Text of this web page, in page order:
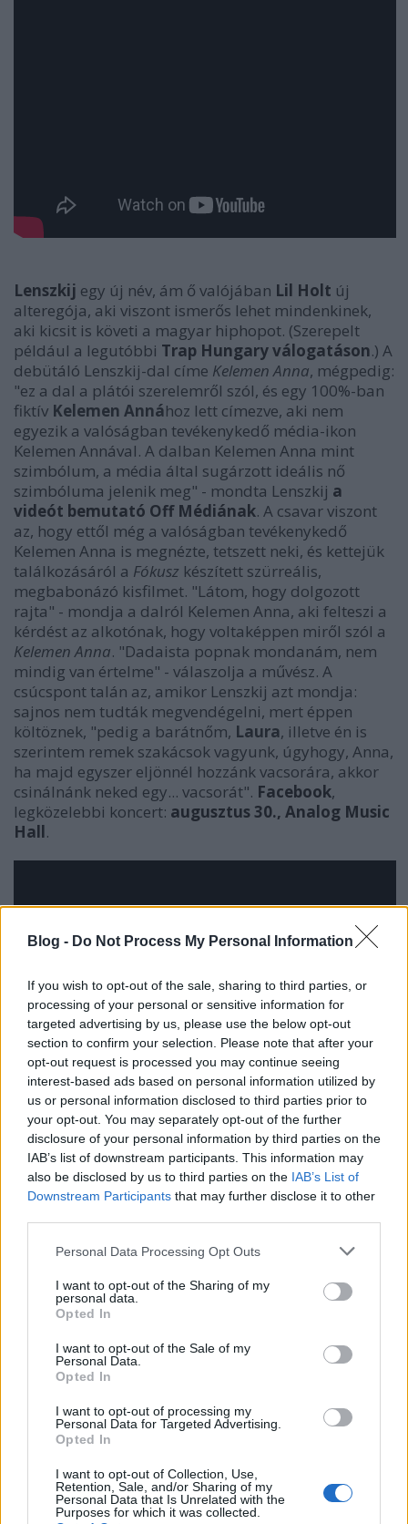
Blog - Do Not Process My Personal Information
If you wish to opt-out of the sale, sharing to third parties, or
processing of your personal or sensitive information for
targeted advertising by us, please use the below opt-out
section to confirm your selection. Please note that after your
opt-out request is processed you may continue seeing
interest-based ads based on personal information utilized by
us or personal information disclosed to third parties prior to
your opt-out. You may separately opt-out of the further
disclosure of your personal information by third parties on the
IAB’s list of downstream participants. This information may
also be disclosed by us to third parties on the IAB’s List of
Downstream Participants that may further disclose it to other
Please note that this website/app uses one or more Google
not limited to your visit or usage behaviour. You may click to
grant or deny consent to Google and its third-party tags to
use your data for below specified purposes in below Google
consent section.
Personal Data Processing Opt Outs
I want to opt-out of the Sharing of my
personal data.
Opted In
I want to opt-out of the Sale of my
Personal Data.
Opted In
I want to opt-out of processing my
Personal Data for Targeted Advertising.
Opted In
I want to opt-out of Collection, Use,
Retention, Sale, and/or Sharing of my
Personal Data that Is Unrelated with the
Purposes for which it was collected.
Lenszkij egy új név, ám ő valójában Lil Holt új
alteregója, aki viszont ismerős lehet mindenkinek,
aki kicsit is követi a magyar hiphopot. (Szerepelt
például a legutóbbi Trap Hungary válogatáson.) A
debütáló Lenszkij-dal címe Kelemen Anna, mégpedig:
"ez a dal a plátói szerelemről szól, és egy 100%-ban
fiktív Kelemen Annához lett címezve, aki nem
egyezik a valóságban tevékenykedő média-ikon
Kelemen Annával. A dalban Kelemen Anna mint
szimbólum, a média által sugárzott ideális nő
szimbóluma jelenik meg" - mondta Lenszkij a
videót bemutató Off Médiának. A csavar viszont
az, hogy ettől még a valóságban tevékenykedő
Kelemen Anna is megnézte, tetszett neki, és kettejük
találkozásáról a Fókusz készített szürreális,
megbabonázó kisfilmet. "Látom, hogy dolgozott
rajta" - mondja a dalról Kelemen Anna, aki felteszi a
kérdést az alkotónak, hogy voltaképpen miről szól a
Kelemen Anna. "Dadaista popnak mondanám, nem
mindig van értelme" - válaszolja a művész. A
csúcspont talán az, amikor Lenszkij azt mondja:
sajnos nem tudták megvendégelni, mert éppen
költöznek, "pedig a barátnőm, Laura, illetve én is
szerintem remek szakácsok vagyunk, úgyhogy, Anna,
ha majd egyszer eljönnél hozzánk vacsorára, akkor
csinálnánk neked egy... vacsorát". Facebook,
legközelebbi koncert: augusztus 30., Analog Music
Hall.
nevével, hiszen az ő ikertestvére. Kacskaringós,
csalódásokkal teli útját a popsztárság felé egy